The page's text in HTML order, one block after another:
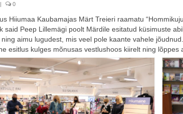
| 0
Hiiumaa Kaubamajas Märt Treieri raamatu
said Peep Lillemägi poolt Märdile esitatud küsimuste
aimu lugudest, mis veel pole kaante vahele jõudnud.
esitlus kulges mõnusas vestlushoos kiirelt ning